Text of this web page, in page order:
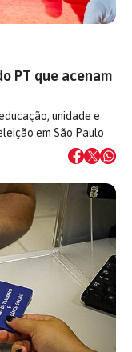
PT que acenam
unidade e
em São Paulo